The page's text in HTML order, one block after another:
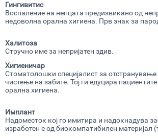
Гингивитис
Воспаление на непцата предизвикано од
недоволна орална хигиена. Прв знак за
Халитоза
Стручно име за непријатен здив.
Хигиеничар
Стоматолошки специјалист за
чистење на забите. Тој ги едуцира
орална хигиена.
Имплант
Надоместок кој го имитира и надокнадува
изработен е од биокомпатибилен материјал